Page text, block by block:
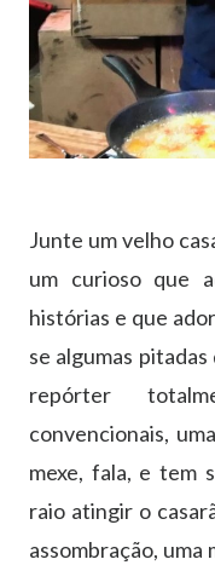
Junte um velho
um curioso que
histórias e que
se algumas
repórter
convencionais,
mexe, fala, e tem
raio atingir o
assombração,